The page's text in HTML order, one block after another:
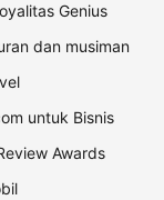
Genius
dan musiman
untuk Bisnis
Awards